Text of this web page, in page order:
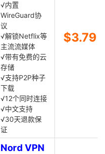
√内置
WireGuard协
议
√解锁Netflix等
主流流媒体
√带有免费的云
存储
√支持P2P种子
下载
√12个同时连接
√中文支持
√30天退款保
证
$3.79
Nord VPN